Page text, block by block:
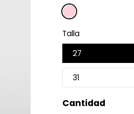
Talla
27
31
Cantidad